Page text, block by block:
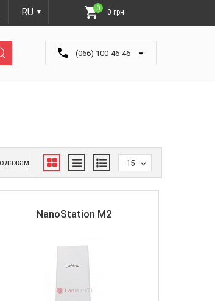
RU ▼
0 0 грн.
(066) 100-46-46
15
NanoStation M2